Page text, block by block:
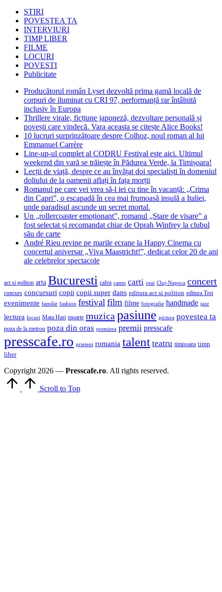
STIRI
POVESTEA TA
INTERVIURI
TIMP LIBER
FILME
LOCURI
POVESTI
Publicitate
Producătorul român Lyset dezvoltă prima gamă locală de
corpuri de iluminat cu CRI 97, performanță rar întâlnită
inclusiv în Europa
Thrillere virale, ficțiune japoneză, dezvoltare personală și
povești care vindecă. Vara aceasta se citește Alice Books!
10 lucruri surprinzătoare despre Colhoz, noul roman al lui
Emmanuel Carrère
Line-up-ul complet al CODRU Festival este aici. Ultimul
weekend din vară se trăiește în Pădurea Verde, la Timișoara!
Lecții de viață, despre ce au învățat doi specialiști în domeniul
doliului de la oamenii aflați în fața morții
Romanul pe care vei vrea să-l iei cu tine în vacanță: „Crima
din Capri”, o escapadă în cea mai frumoasă insulă a Italiei,
unde paradisul ascunde un secret mortal.
Un „rollercoaster emoționant”, romanul „Stare de visare” a
fost selectat și recomandat chiar de Oprah Winfrey la clubul
său de carte
André Rieu revine pe marile ecrane la Happy Cinema cu
concertul aniversar „Viva Maastricht!”, dedicat celor 20 de ani
ale celebrelor spectacole
act si politon arta Bucuresti cafea canto carti ceai Cluj-Napoca concert
concurs concursuri copii copii super dans editura act si politon editura Trei
evenimente familie fashion festival film filme fotografie handmade jazz
lectura locuri Mata Hari moarte muzica pasiune pictura povestea ta
poza de la metrou poza din oras premiera premii presscafe
presscafe.ro prieteni romania talent teatru timisoara timp
liber
Copyright 2026 — Presscafe.ro. All rights reserved.
Scroll to Top